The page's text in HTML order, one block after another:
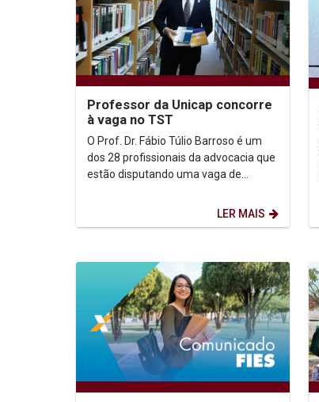
Professor da Unicap concorre
à vaga no TST
O Prof. Dr. Fábio Túlio Barroso é um
dos 28 profissionais da advocacia que
estão disputando uma vaga de
LER MAIS